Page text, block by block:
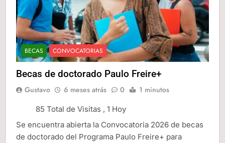
BECAS CONVOCATORIAS
Becas de doctorado Paulo Freire+
Gustavo 6 meses atrás 0 1 minutos
85 Total de Visitas , 1 Hoy
Se encuentra abierta la Convocatoria 2026 de becas
de doctorado del Programa Paulo Freire+ para